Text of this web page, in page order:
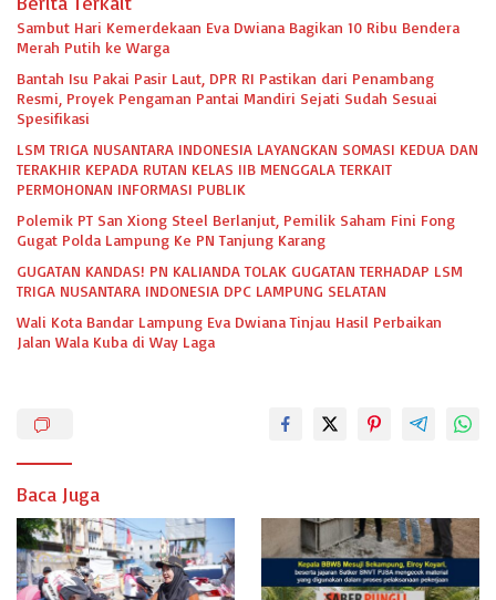
Sambut Hari Kemerdekaan Eva Dwiana Bagikan 10 Ribu Bendera
Merah Putih ke Warga
Bantah Isu Pakai Pasir Laut, DPR RI Pastikan dari Penambang
Resmi, Proyek Pengaman Pantai Mandiri Sejati Sudah Sesuai
Spesifikasi
LSM TRIGA NUSANTARA INDONESIA LAYANGKAN SOMASI KEDUA DAN
TERAKHIR KEPADA RUTAN KELAS IIB MENGGALA TERKAIT
PERMOHONAN INFORMASI PUBLIK
Polemik PT San Xiong Steel Berlanjut, Pemilik Saham Fini Fong
Gugat Polda Lampung Ke PN Tanjung Karang
GUGATAN KANDAS! PN KALIANDA TOLAK GUGATAN TERHADAP LSM
TRIGA NUSANTARA INDONESIA DPC LAMPUNG SELATAN
Wali Kota Bandar Lampung Eva Dwiana Tinjau Hasil Perbaikan
Jalan Wala Kuba di Way Laga
Baca Juga